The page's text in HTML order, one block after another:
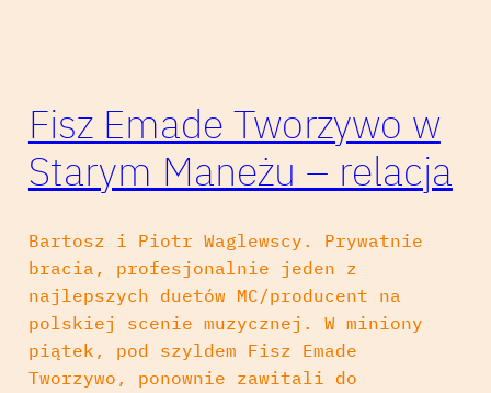
Fisz Emade Tworzywo w
Starym Maneżu – relacja
Bartosz i Piotr Waglewscy. Prywatnie
bracia, profesjonalnie jeden z
najlepszych duetów MC/producent na
polskiej scenie muzycznej. W miniony
piątek, pod szyldem Fisz Emade
Tworzywo, ponownie zawitali do